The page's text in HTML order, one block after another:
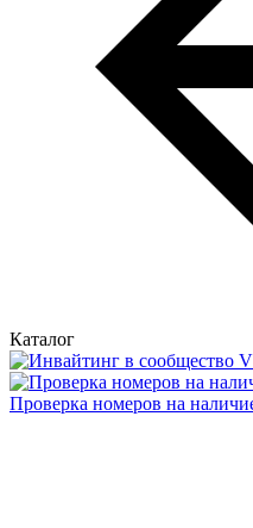
Каталог
Проверка номеров на